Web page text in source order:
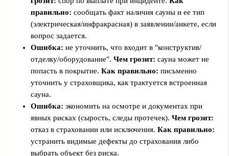
правильно: сообщать факт наличия сауны и ее тип
(электрическая/инфракрасная) в заявлении/анкете, если
вопрос задается.
Ошибка: не уточнить, что входит в "конструктив/
отделку/оборудование". Чем грозит: сауна может не
попасть в покрытие. Как правильно: письменно
уточнить у страховщика, как трактуется встроенная
сауна.
Ошибка: экономить на осмотре и документах при
явных рисках (сырость, следы протечек). Чем грозит:
отказ в страховании или исключения. Как правильно:
устранить видимые дефекты до страхования либо
выбрать объект без риска.